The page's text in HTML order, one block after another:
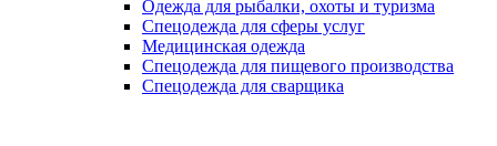
Одежда для рыбалки, охоты и туризма
Спецодежда для сферы услуг
Медицинская одежда
Спецодежда для пищевого производства
Спецодежда для сварщика